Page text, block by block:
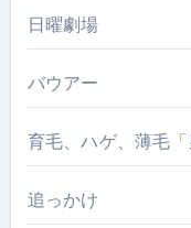
日曜劇場
バウアー
育毛、ハゲ、薄毛
追っかけ